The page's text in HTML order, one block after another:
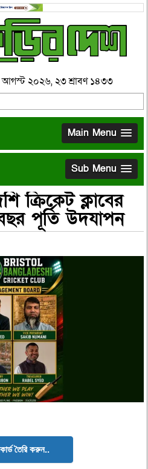
আগস্ট ২০২৬, ২৩ শ্রাবণ ১৪৩৩
Main Menu
Sub Menu
ক্রিকেট ক্লাবের
পূর্তি উদযাপন
তৈরি করুন..